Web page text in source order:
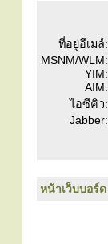
ที่อยู่อีเมล์:
MSNM/WLM:
YIM:
AIM:
ไอซีคิว:
Jabber:
หน้าเว็บบอร์ด